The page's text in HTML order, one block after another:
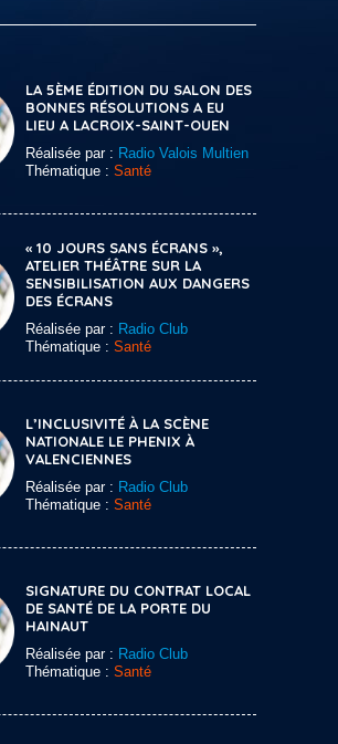
LA 5ÈME ÉDITION DU SALON DES
BONNES RÉSOLUTIONS A EU
LIEU A LACROIX-SAINT-OUEN
Réalisée par : Radio Valois Multien
Thématique : Santé
« 10 JOURS SANS ÉCRANS »,
ATELIER THÉÂTRE SUR LA
SENSIBILISATION AUX DANGERS
DES ÉCRANS
Réalisée par : Radio Club
Thématique : Santé
L’INCLUSIVITÉ À LA SCÈNE
NATIONALE LE PHENIX À
VALENCIENNES
Réalisée par : Radio Club
Thématique : Santé
SIGNATURE DU CONTRAT LOCAL
DE SANTÉ DE LA PORTE DU
HAINAUT
Réalisée par : Radio Club
Thématique : Santé